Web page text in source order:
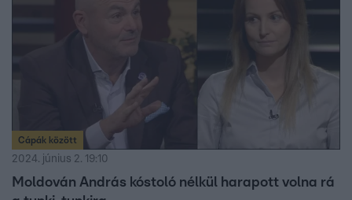
Cápák között
2024. június 2. 19:10
Moldován András kóstoló nélkül harapott volna rá